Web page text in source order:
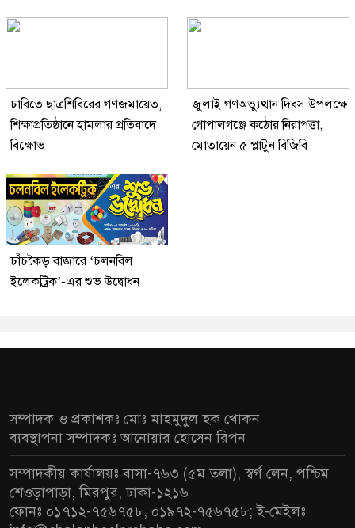
ঢাবিতে ছাত্রশিবিরের গণজমায়েত,
শিক্ষাপ্রতিষ্ঠানে হামলার প্রতিবাদে
বিক্ষোভ
জুলাই গণঅভ্যুত্থান দিবস উপলক্ষে
গোপালগঞ্জে কঠোর নিরাপত্তা,
মোতায়েন ৫ প্লাটুন বিজিবি
চাঁচকৈড় বাজারে ‘চলনবিল
ইলেকট্রিক’-এর শুভ উদ্বোধন
সম্পাদক ও প্রকাশকঃ মোঃ মাহমুদুল হক খোকন
ব্যবস্থাপনা সম্পাদকঃ আনোয়ার হোসেন রিপন
সম্পাদকীয় কার্যালয়ঃ বাসা-৭৬৩ (৫ম তলা), স্বর্গ লেন, পশ্চিম
শেওড়াপাড়া, মিরপুর, ঢাকা-১২১৬
ফোনঃ ০১৭১২-৭৫৬৭৫৮, ০১৯৭২-৭৫৬৭৫৮; ই-মেইলঃ